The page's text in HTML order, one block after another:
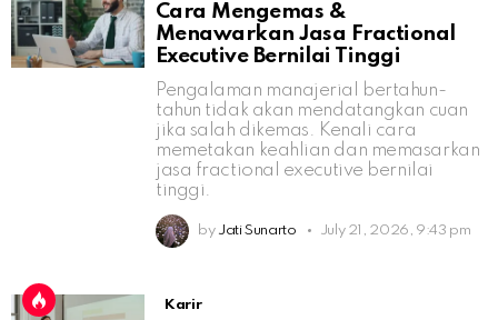
Cara Mengemas &
Menawarkan Jasa Fractional
Executive Bernilai Tinggi
Pengalaman manajerial bertahun-
tahun tidak akan mendatangkan cuan
jika salah dikemas. Kenali cara
memetakan keahlian dan memasarkan
jasa fractional executive bernilai
tinggi.
by Jati Sunarto July 21, 2026, 9:43 pm
Karir